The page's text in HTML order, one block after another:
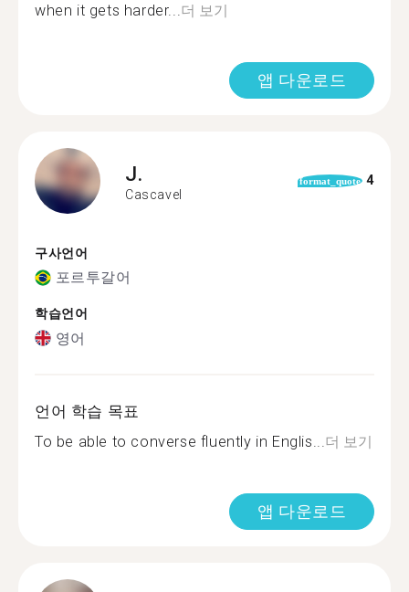
when it gets harder... 더 보기
앱 다운로드
J.
Cascavel
format_quote 4
구사언어
포르투갈어
학습언어
영어
언어 학습 목표
To be able to converse fluently in Englis... 더 보기
앱 다운로드